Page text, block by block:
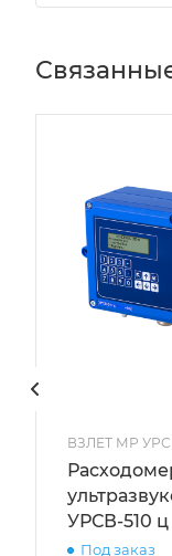
ВЗЛЕТ МР
УРСВ-510 ц
Под заказ